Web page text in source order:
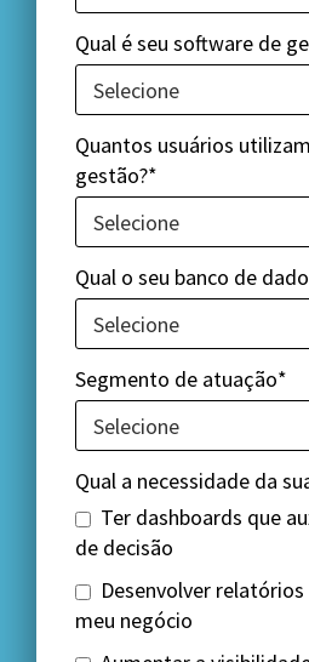
Qual é seu software de
Quantos usuários
gestão?*
Qual o seu banco de
Segmento de atuação*
Qual a necessidade da
Ter dashboards que
de decisão
Desenvolver
meu negócio